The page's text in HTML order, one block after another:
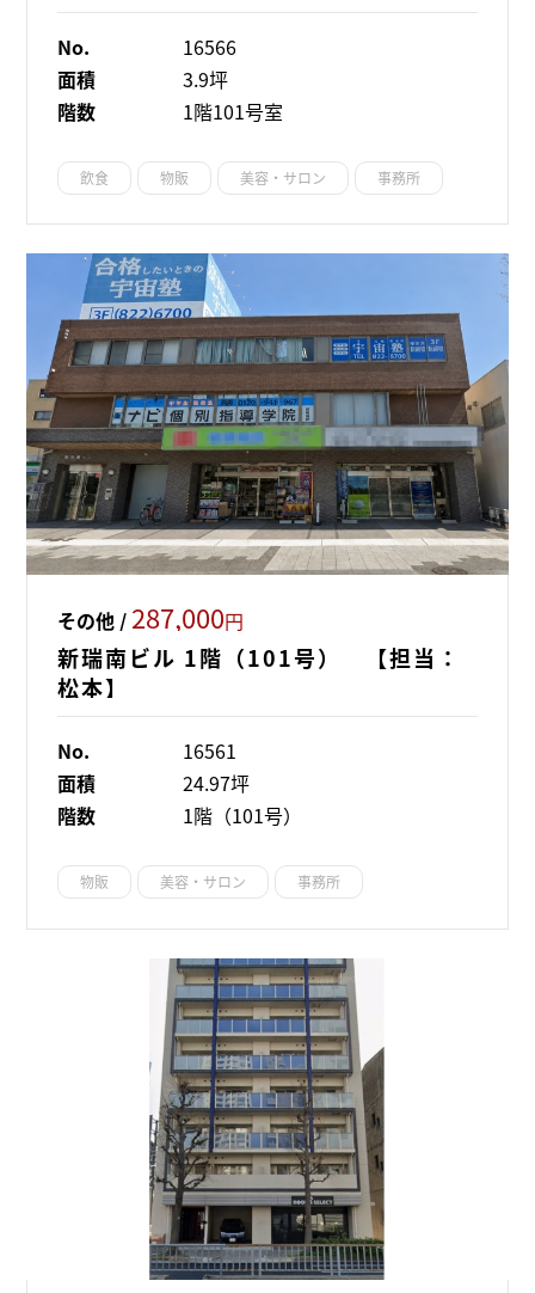
No.
16566
面積
3.9坪
階数
1階101号室
飲食 物販 美容・サロン 事務所
その他 / 287,000円
新瑞南ビル 1階（101号） 【担当：
松本】
No.
16561
面積
24.97坪
階数
1階（101号）
物販 美容・サロン 事務所